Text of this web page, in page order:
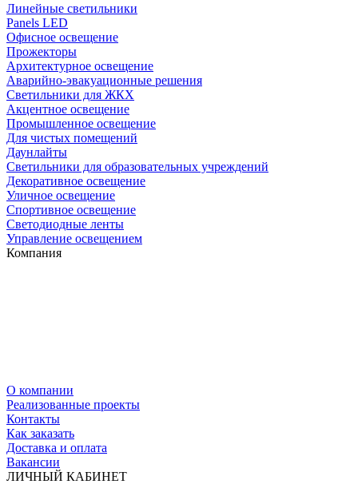
Линейные светильники
Panels LED
Офисное освещение
Прожекторы
Архитектурное освещение
Аварийно-эвакуационные решения
Светильники для ЖКХ
Акцентное освещение
Промышленное освещение
Для чистых помещений
Даунлайты
Светильники для образовательных учреждений
Декоративное освещение
Уличное освещение
Спортивное освещение
Светодиодные ленты
Управление освещением
Компания
О компании
Реализованные проекты
Контакты
Как заказать
Доставка и оплата
Вакансии
ЛИЧНЫЙ КАБИНЕТ